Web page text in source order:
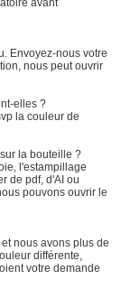
avant
Envoyez-nous votre
nous peut ouvrir
elles ?
la couleur de
la bouteille ?
l'estampillage
de pdf, d'AI ou
pouvons ouvrir le
nous avons plus de
différente,
votre demande